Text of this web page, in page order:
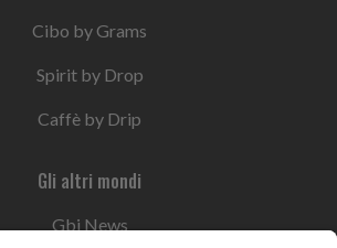
Cibo by Grams
Spirit by Drop
Caffè by Drip
Gli altri mondi
Gbi News